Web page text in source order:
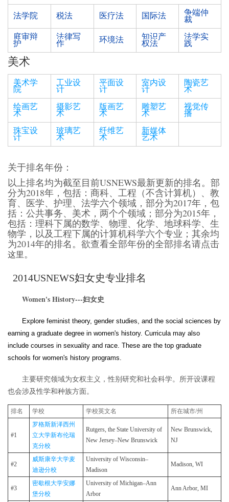
法学院 税法 医疗法 国际法 争端仲
裁
庭审辩
护
法律写
作 环境法 知识产
权法
法学实
践
美术
美术学
院
工业设
计
平面设
计
室内设
计
陶瓷艺
术
绘画艺
术
摄影艺
术
版画艺
术
雕塑艺
术
视觉传
播
珠宝设
计
玻璃艺
术
纤维艺
术
新媒体
艺术
关于排名年份：
以上排名均为截至目前USNEWS最新更新的排名。部
分为2018年，包括：商科、工程（不含计算机）、教
育、医学、护理、法学六个领域，部分为2017年，包
括：公共事务、美术，两个个领域；部分为2015年，
包括：理科下属的数学、物理、化学、地球科学、生
物学，以及工程下属的计算机科学六个专业；其余均
为2014年的排名。欲查看全部年份的全部排名请点击
这里。
2014USNEWS妇女史专业排名
Women's History---妇女史
Explore feminist theory, gender studies, and the social sciences by
earning a graduate degree in women's history. Curricula may also
include courses in sexuality and race. These are the top graduate
schools for women's history programs.
主要研究领域为女权主义，性别研究和社会科学。所开设课程
也会涉及性学和种族方面。
排名 学校 学校英文名 所在城市/州
#1
罗格斯新泽西州
立大学新布伦瑞
克分校
Rutgers, the State University of
New Jersey–​New Brunswick
New Brunswick,
NJ
#2
威斯康辛大学麦
迪逊分校
University of Wisconsin–​
Madison
Madison, WI
#3
密歇根大学安娜
堡分校
University of Michigan–​Ann
Arbor
Ann Arbor, MI